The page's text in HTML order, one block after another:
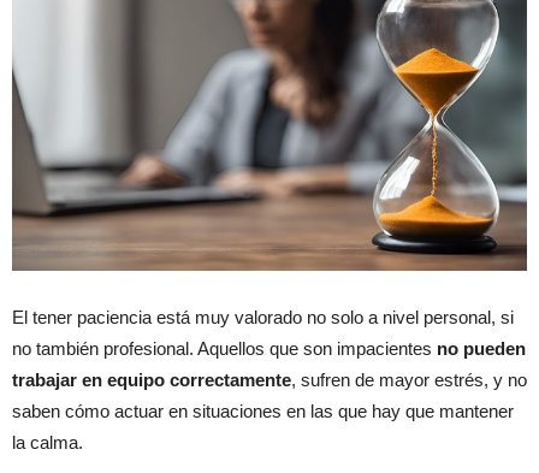
El tener paciencia está muy valorado no solo a nivel personal, si
no también profesional. Aquellos que son impacientes no pueden
trabajar en equipo correctamente, sufren de mayor estrés, y no
saben cómo actuar en situaciones en las que hay que mantener
la calma.